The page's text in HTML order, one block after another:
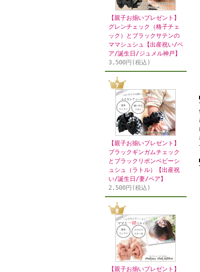
【親子お揃いプレゼント】
グレンチェック（格子チェ
ック）とブラックサテンの
ママシュシュ【出産祝い/ペ
ア/誕生日/ジュメル神戸】
3,500円(税込)
【親子お揃いプレゼント】
ブラックギンガムチェック
とブラックリボンベビーシ
ュシュ（ラトル）【出産祝
い/誕生日/妻/ペア】
2,500円(税込)
【親子お揃いプレゼント】